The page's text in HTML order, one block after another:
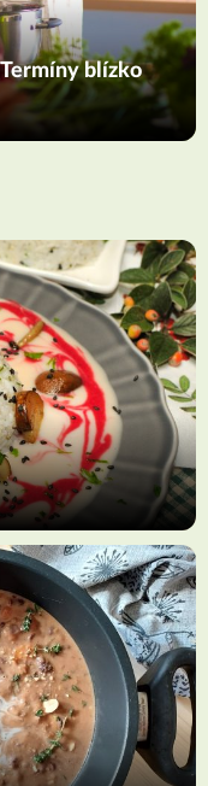
blízko